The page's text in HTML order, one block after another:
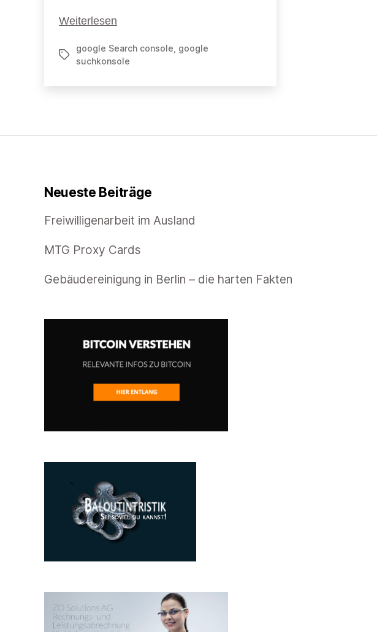
Weiterlesen
Console
Admin
zufügen
Schlagwörter
google Search console, google
suchkonsole
Neueste Beiträge
Freiwilligenarbeit im Ausland
MTG Proxy Cards
Gebäudereinigung in Berlin – die harten Fakten